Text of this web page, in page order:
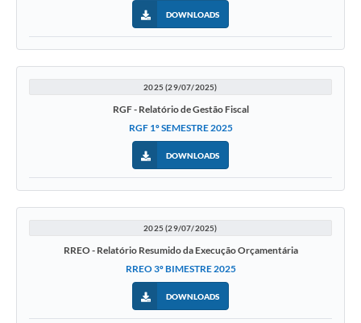
DOWNLOADS
2025 (29/07/2025)
RGF - Relatório de Gestão Fiscal
RGF 1º SEMESTRE 2025
DOWNLOADS
2025 (29/07/2025)
RREO - Relatório Resumido da Execução Orçamentária
RREO 3º BIMESTRE 2025
DOWNLOADS